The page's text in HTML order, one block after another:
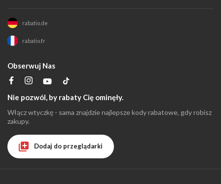
rabatio.de
rabatio.fr
Obserwuj Nas
Nie pozwól, by rabaty Cię ominęły.
Włącz wtyczkę - sama znajdzie najlepsze kody rabatowe, gdy robisz
zakupy.
Dodaj do przeglądarki